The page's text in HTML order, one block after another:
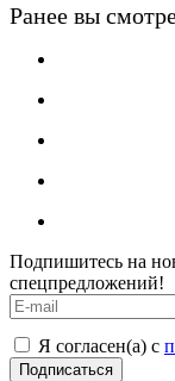
Ранее вы
Подпишитесь на
спецпредложений!
Я согласен(а) с